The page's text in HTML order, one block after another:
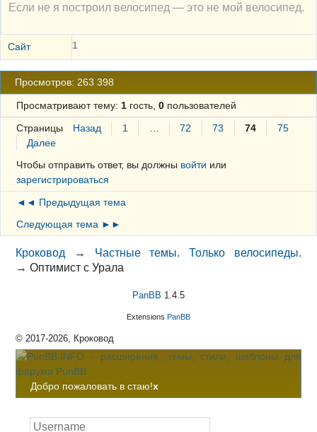
Если не я построил велосипед — это не мой велосипед.
Сайт 1
Просмотров: 263 398
Просматривают тему: 1гость, 0пользователей
Страницы Назад 1 72 73 74
75
Далее
Чтобы отправить ответ, вы должны войти или
зарегистрироваться
◄◄ Предыдущая тема
Следующая тема ►►
Кроковод → Частные темы. Только велосипеды.
→Оптимист с Урала
PanBB 1.4.5
Extensions PanBB
© 2017-2026, Кроковод
Добро пожаловать в стаю!x